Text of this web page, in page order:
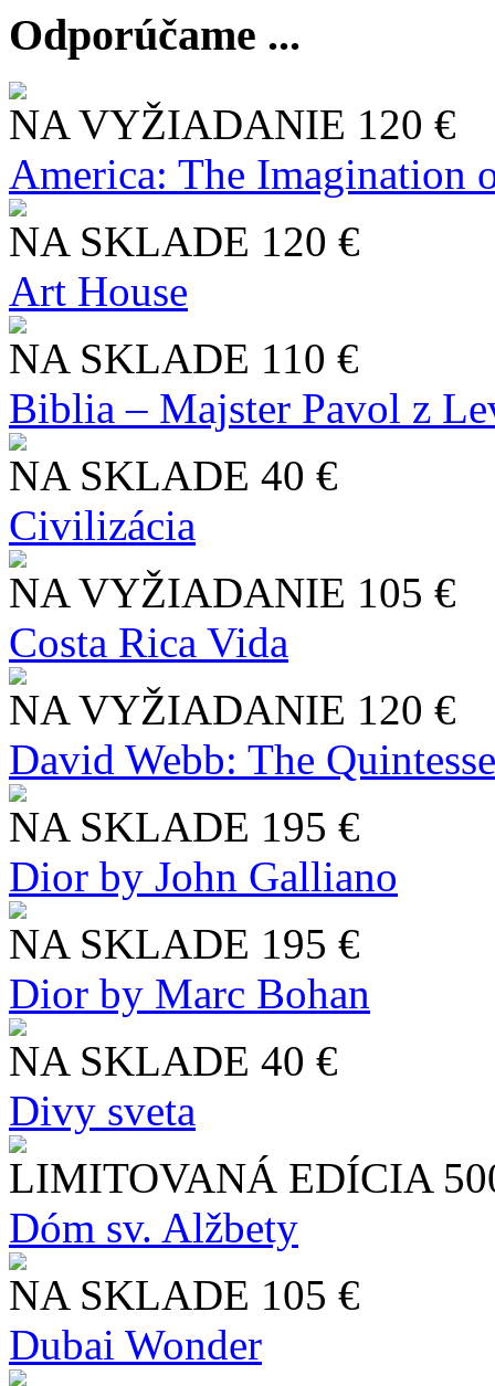
Odporúčame ...
NA VYŽIADANIE 120 €
America: The Imagination
NA SKLADE 120 €
Art House
NA SKLADE 110 €
Biblia – Majster Pavol z
NA SKLADE 40 €
Civilizácia
NA VYŽIADANIE 105 €
Costa Rica Vida
NA VYŽIADANIE 120 €
David Webb: The
NA SKLADE 195 €
Dior by John Galliano
NA SKLADE 195 €
Dior by Marc Bohan
NA SKLADE 40 €
Divy sveta
LIMITOVANÁ EDÍCIA
Dóm sv. Alžbety
NA SKLADE 105 €
Dubai Wonder